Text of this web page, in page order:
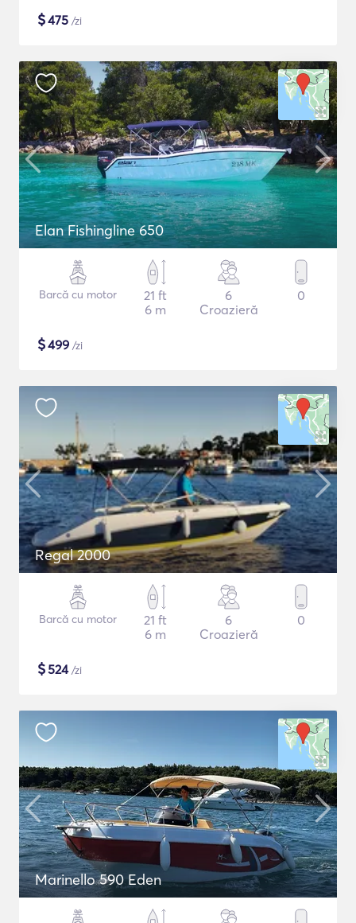
$475 /zi
Elan Fishingline 650
Barcă cu motor
21 ft
6 m
6
Croazieră
0
$499 /zi
Regal 2000
Barcă cu motor
21 ft
6 m
6
Croazieră
0
$524/zi
Marinello 590 Eden